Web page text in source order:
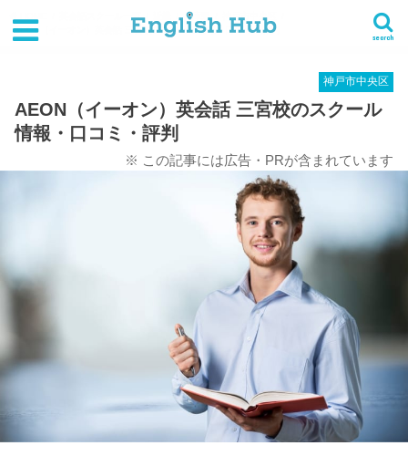
search
英会話スクール一覧 兵庫県
神戸市中央区
AEON（イーオン）英会話 三宮校のスクール情報・口コミ・評判
神戸市中央区
AEON（イーオン）英会話 三宮校のスクール
情報・口コミ・評判
※ この記事には広告・PRが含まれています